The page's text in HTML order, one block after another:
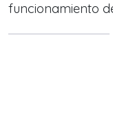
funcionamiento